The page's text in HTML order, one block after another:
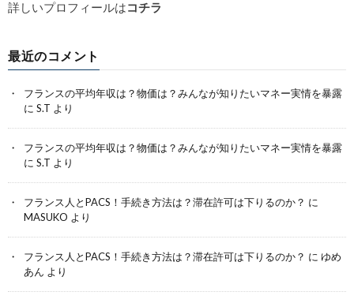
詳しいプロフィールはコチラ
最近のコメント
フランスの平均年収は？物価は？みんなが知りたいマネー実情を暴露
に S.T より
フランスの平均年収は？物価は？みんなが知りたいマネー実情を暴露
に S.T より
フランス人とPACS！手続き方法は？滞在許可は下りるのか？ に
MASUKO より
フランス人とPACS！手続き方法は？滞在許可は下りるのか？ に ゆめ
あん より